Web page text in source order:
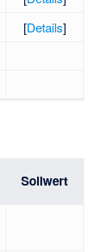
[Details]
Sollwert